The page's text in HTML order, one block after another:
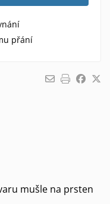
přání
mušle na prsten